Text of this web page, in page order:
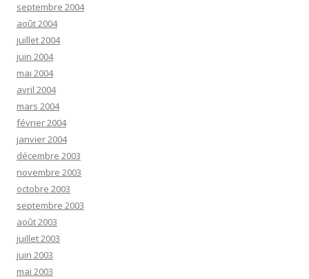
septembre 2004
août 2004
juillet 2004
juin 2004
mai 2004
avril 2004
mars 2004
février 2004
janvier 2004
décembre 2003
novembre 2003
octobre 2003
septembre 2003
août 2003
juillet 2003
juin 2003
mai 2003